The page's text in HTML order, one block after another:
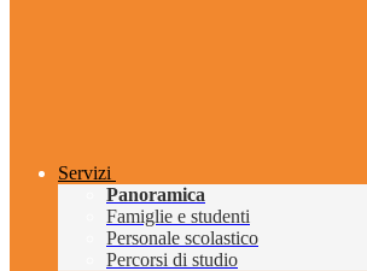
Servizi
Panoramica
Famiglie e studenti
Personale scolastico
Percorsi di studio